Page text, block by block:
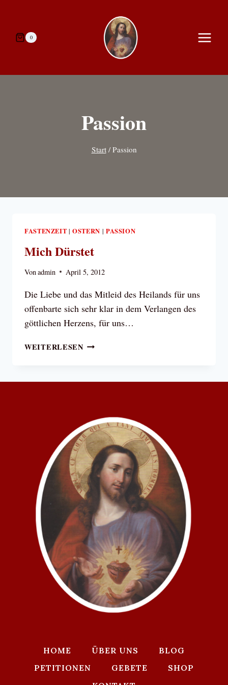
springen0
Passion
Start / Passion
FASTENZEIT |OSTERN | PASSION
Mich Dürstet
Vonadmin April 5, 2012
Die Liebe und das Mitleid des Heilands für uns
offenbarte sich sehr klar in dem Verlangen des
göttlichen Herzens, für uns…
WEITERLESENMICH
HOME ÜBER UNS
BLOG
PETITIONEN
GEBETE
SHOP